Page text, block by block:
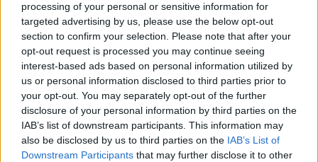
processing of your personal or sensitive information for
targeted advertising by us, please use the below opt-out
section to confirm your selection. Please note that after your
opt-out request is processed you may continue seeing
interest-based ads based on personal information utilized by
us or personal information disclosed to third parties prior to
your opt-out. You may separately opt-out of the further
disclosure of your personal information by third parties on the
IAB’s list of downstream participants. This information may
also be disclosed by us to third parties on the IAB’s List of
Downstream Participants that may further disclose it to other